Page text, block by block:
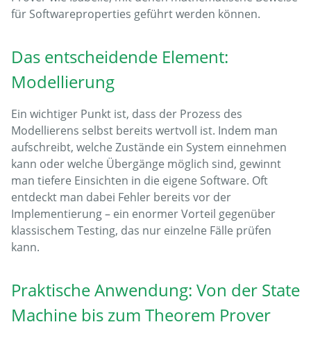
für Softwareproperties geführt werden können.
Das entscheidende Element:
Modellierung
Ein wichtiger Punkt ist, dass der Prozess des
Modellierens selbst bereits wertvoll ist. Indem man
aufschreibt, welche Zustände ein System einnehmen
kann oder welche Übergänge möglich sind, gewinnt
man tiefere Einsichten in die eigene Software. Oft
entdeckt man dabei Fehler bereits vor der
Implementierung – ein enormer Vorteil gegenüber
klassischem Testing, das nur einzelne Fälle prüfen
kann.
Praktische Anwendung: Von der State
Machine bis zum Theorem Prover